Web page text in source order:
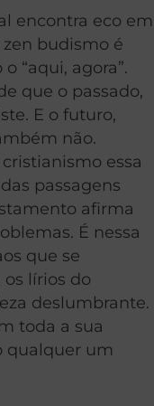
encontra eco em
zen budismo é
“aqui, agora”.
que o passado,
E o futuro,
não.
essa
passagens
afirma
É nessa
que se
lírios do
deslumbrante.
toda a sua
qualquer um